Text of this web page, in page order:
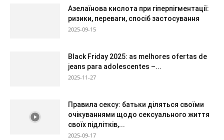
Азелаїнова кислота при гіперпігментації:
ризики, переваги, спосіб застосування
2025-09-15
Black Friday 2025: as melhores ofertas de
jeans para adolescentes –...
2025-11-27
Правила сексу: батьки діляться своїми
очікуваннями щодо сексуального життя
своїх підлітків,...
2025-09-17